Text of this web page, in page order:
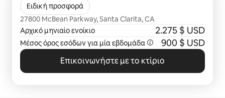
Ειδική προσφορά
Skycrest
27800 McBean Parkway, Santa Clarita, CA
Αρχικό μηνιαίο ενοίκιο
2.275 $ USD
Μέσος όρος εσόδων για μίαεβδομάδα 900 $ USD
Επικοινωνήστε με το κτίριο